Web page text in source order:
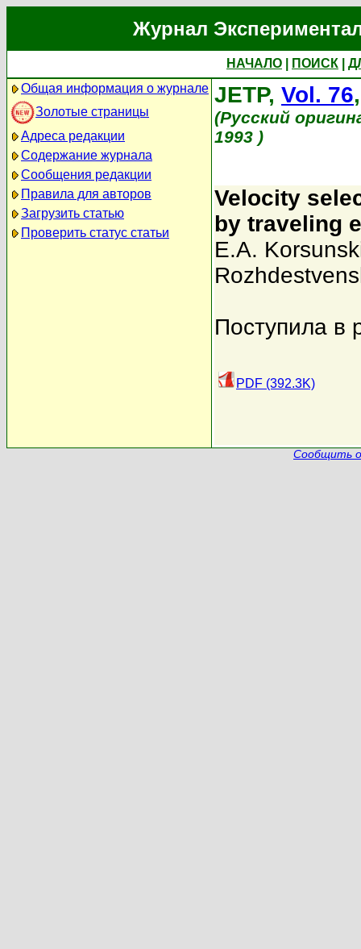
Журнал
НАЧАЛО ПОИСК
Общая информация о журнале
Золотые страницы
Адреса редакции
Содержание журнала
Сообщения редакции
Правила для авторов
Загрузить статью
Проверить статус статьи
JETP, Vol. 76
(Русский
1993 )
Velocity
by traveling
E.A.
Поступила в
PDF (392.3K)
Сообщить о